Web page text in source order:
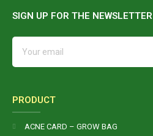
SIGN UP FOR THE NEWSLETTER
PRODUCT
ACNE CARD – GROW BAG